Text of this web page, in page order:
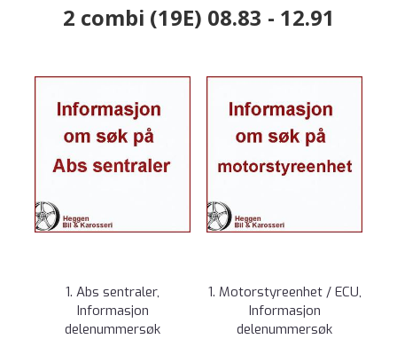
2 combi (19E) 08.83 - 12.91
1. Abs sentraler,
Informasjon
delenummersøk
1. Motorstyreenhet / ECU,
Informasjon
delenummersøk